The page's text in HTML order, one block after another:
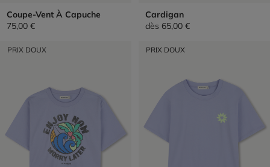
Coupe-Vent À Capuche
75,00 €
Cardigan
dès 65,00 €
PRIX DOUX PRIX DOUX